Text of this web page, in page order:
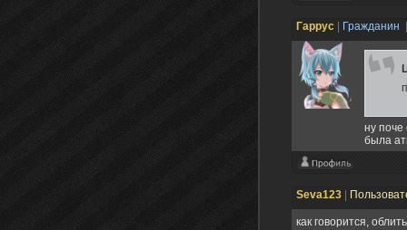
Гаррус Гражданин
ну поче
была
Seva123
как говорится,